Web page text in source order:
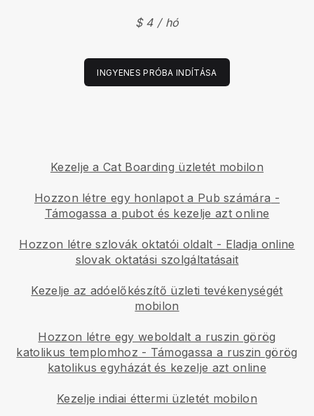
$ 4 / hó
INGYENES PRÓBA INDÍTÁSA
Kezelje a Cat Boarding üzletét mobilon
Hozzon létre egy honlapot a Pub számára -
Támogassa a pubot és kezelje azt online
Hozzon létre szlovák oktatói oldalt - Eladja online
slovak oktatási szolgáltatásait
Kezelje az adóelőkészítő üzleti tevékenységét
mobilon
Hozzon létre egy weboldalt a ruszin görög
katolikus templomhoz - Támogassa a ruszin görög
katolikus egyházát és kezelje azt online
Kezelje indiai éttermi üzletét mobilon